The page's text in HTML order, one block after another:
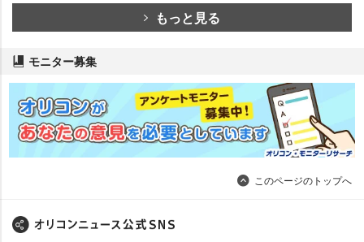
もっと見る
モニター募集
このページのトップへ